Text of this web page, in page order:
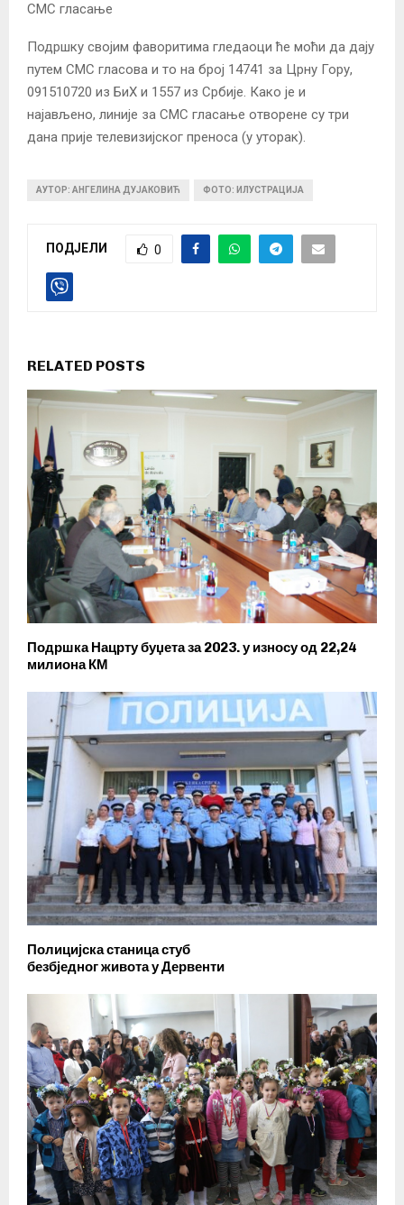
СМС гласање
Подршку својим фаворитима гледаоци ће моћи да дају
путем СМС гласова и то на број 14741 за Црну Гору,
091510720 из БиХ и 1557 из Србије. Како је и
најављено, линије за СМС гласање отворене су три
дана прије телевизијског преноса (у уторак).
АУТОР: АНГЕЛИНА ДУЈАКОВИЋ ФОТО: ИЛУСТРАЦИЈА
ПОДЈЕЛИ 0
RELATED POSTS
Подршка Нацрту буџета за 2023. у износу од 22,24
милиона КМ
Полицијска станица стуб
безбједног живота у Дервенти